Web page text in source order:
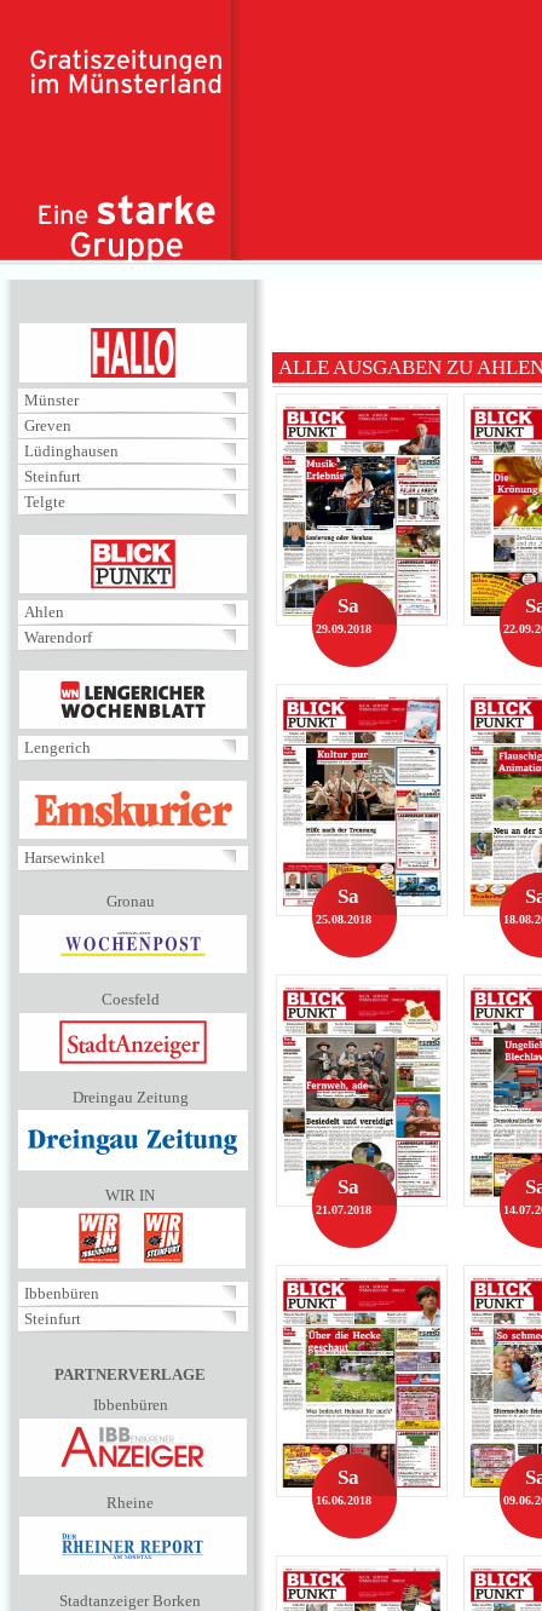
Münster
Greven
Lüdinghausen
Steinfurt
Telgte
BLICKPUNKT
Ahlen
Warendorf
MENÜ
Lengerich
EMSKURIER
Harsewinkel
Gronau
Coesfeld
Dreingau Zeitung
WIR IN
Ibbenbüren
Steinfurt
PARTNERVERLAGE
Ibbenbüren
Rheine
Stadtanzeiger Borken
ALLE AUSGABEN ZU
Sa
29.09.2018
Sa
25.08.2018
Sa
21.07.2018
Sa
16.06.2018